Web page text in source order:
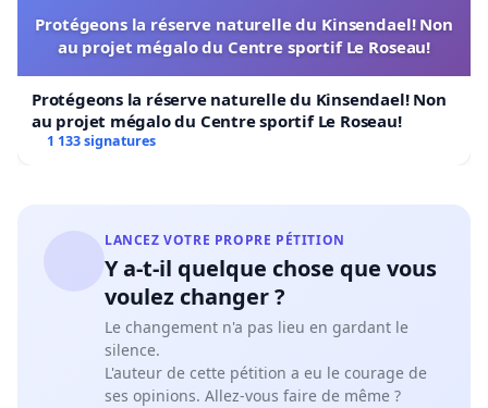
Protégeons la réserve naturelle du Kinsendael! Non
au projet mégalo du Centre sportif Le Roseau!
Protégeons la réserve naturelle du Kinsendael! Non
au projet mégalo du Centre sportif Le Roseau!
1 133 signatures
LANCEZ VOTRE PROPRE PÉTITION
Y a-t-il quelque chose que vous
voulez changer ?
Le changement n'a pas lieu en gardant le
silence.
L'auteur de cette pétition a eu le courage de
ses opinions. Allez-vous faire de même ?